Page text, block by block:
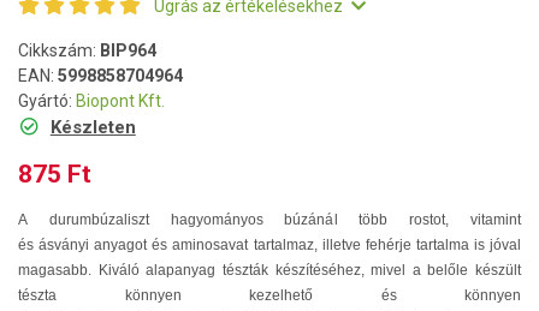
Ugrás az értékelésekhez
Cikkszám: BIP964
EAN: 5998858704964
Gyártó: Biopont Kft.
Készleten
875 Ft
A durumbúzaliszt hagyományos búzánál több rostot, vitamint
és ásványi anyagot és aminosavat tartalmaz, illetve fehérje tartalma is jóval
magasabb. Kiváló alapanyag tészták készítéséhez, mivel a belőle készült
tészta könnyen kezelhető és könnyen